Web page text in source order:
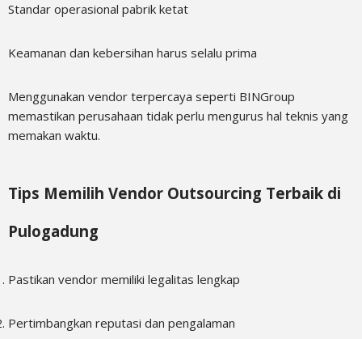
Standar operasional pabrik ketat
Keamanan dan kebersihan harus selalu prima
Menggunakan vendor terpercaya seperti BINGroup
memastikan perusahaan tidak perlu mengurus hal teknis yang
memakan waktu.
Tips Memilih Vendor Outsourcing Terbaik di
Pulogadung
Pastikan vendor memiliki legalitas lengkap
Pertimbangkan reputasi dan pengalaman